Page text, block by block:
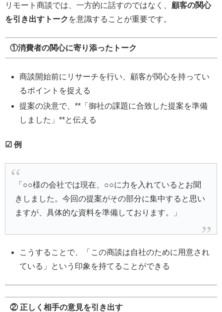
リモート商談では、一方的に話すのではなく、 顧客の関心
を引き出すトーク を意識することが重要です。
①消費者の関心に寄り添ったトーク
商談開始前にリサーチを行い、顧客が関心を持ってい
るポイントを捉える
提案の決意で、**「御社の課題に合致した提案を準備
しました」**と伝える
☑ 例
「○○様の会社では現在、○○に力を入れているとお聞
きしました。今回の提案がその部分に集中すると思い
ますが、具体的な資料を準備しております。」
こうすることで、「この商談は自社のために用意され
ている」という印象を持てることができる
② 正しく相手の意見を引き出す